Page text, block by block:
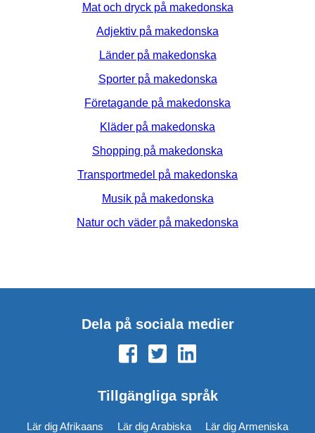
Mat och dryck på makedonska
Adjektiv på makedonska
Länder på makedonska
Sporter på makedonska
Företagande på makedonska
Kläder på makedonska
Shopping på makedonska
Transportmedel på makedonska
Musik på makedonska
Natur och väder på makedonska
Dela på sociala medier
Tillgängliga språk
Lär dig Afrikaans Lär dig Arabiska
Lär dig Armeniska